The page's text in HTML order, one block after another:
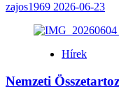
zajos1969 2026-06-23
Hírek
Nemzeti